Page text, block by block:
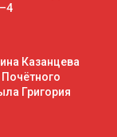
Казанцева
Григория